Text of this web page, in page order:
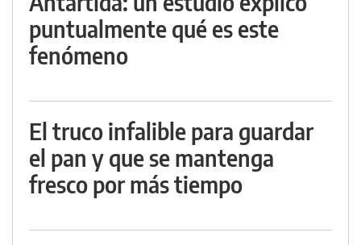
puntualmente qué es este
fenómeno
El truco infalible para guardar
el pan y que se mantenga
fresco por más tiempo